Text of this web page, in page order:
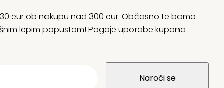
eur ob nakupu nad 300 eur. Občasno te bomo
lepim popustom! Pogoje uporabe kupona